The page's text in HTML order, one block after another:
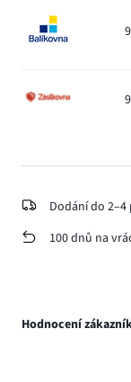
Dodání do
100 dnů na
Hodnocení